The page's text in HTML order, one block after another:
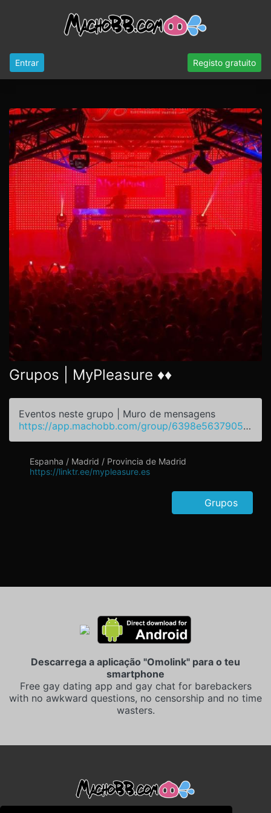
Entrar Registo gratuito
Grupos | MyPleasure ♦️♦️
Eventos neste grupo | Muro de mensagens
https://app.machobb.com/group/6398e56379055d2444378e9b
Espanha / Madrid / Provincia de Madrid
https://linktr.ee/mypleasure.es
Grupos
Descarrega a aplicação "Omolink" para o teu
smartphone
Free gay dating app and gay chat for barebackers
with no awkward questions, no censorship and no time
wasters.